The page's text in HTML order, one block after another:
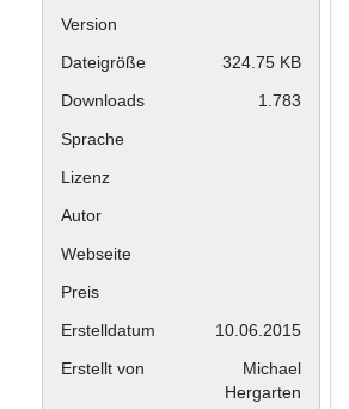
Version
Dateigröße
324.75 KB
Downloads
1.783
Sprache
Lizenz
Autor
Webseite
Preis
Erstelldatum
10.06.2015
Erstellt von
Michael
Hergarten